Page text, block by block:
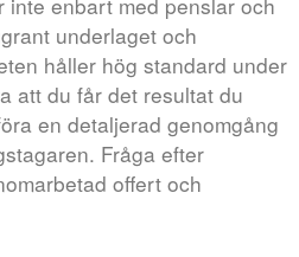
underlaget och
håller hög standard under
att du får det resultat du
en detaljerad genomgång
Fråga efter
offert och